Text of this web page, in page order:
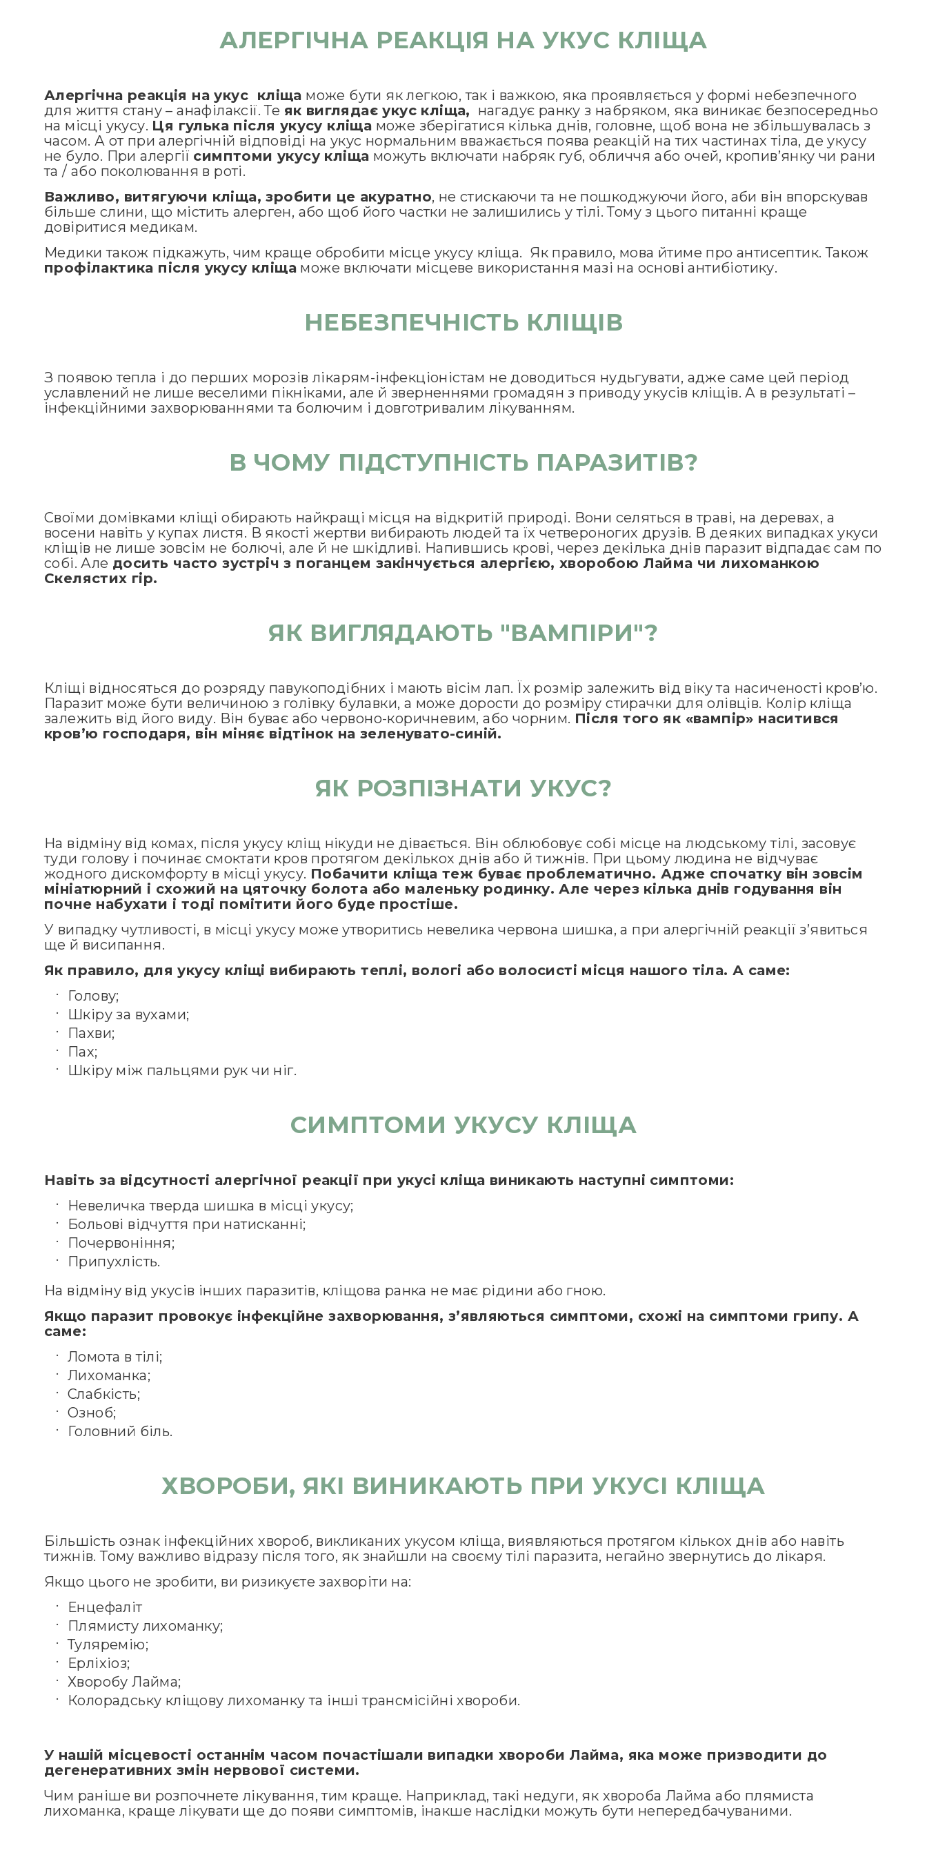
АЛЕРГІЧНА РЕАКЦІЯ НА УКУС КЛІЩА
Алергічна реакція на укус кліща може бути як легкою, так і важкою, яка проявляється у формі небезпечного
для життя стану – анафілаксії. Те як виглядає укус кліща, нагадує ранку з набряком, яка виникає безпосередньо
на місці укусу. Ця гулька після укусу кліща може зберігатися кілька днів, головне, щоб вона не збільшувалась з
часом. А от при алергічній відповіді на укус нормальним вважається поява реакцій на тих частинах тіла, де укусу
не було. При алергії симптоми укусу кліща можуть включати набряк губ, обличчя або очей, кропив’янку чи рани
та / або поколювання в роті.
Важливо, витягуючи кліща, зробити це акуратно, не стискаючи та не пошкоджуючи його, аби він впорскував
більше слини, що містить алерген, або щоб його частки не залишились у тілі. Тому з цього питанні краще
довіритися медикам.
Медики також підкажуть, чим краще обробити місце укусу кліща. Як правило, мова йтиме про антисептик. Також
профілактика після укусу кліща може включати місцеве використання мазі на основі антибіотику.
НЕБЕЗПЕЧНІСТЬ КЛІЩІВ
З появою тепла і до перших морозів лікарям-інфекціоністам не доводиться нудьгувати, адже саме цей період
уславлений не лише веселими пікніками, але й зверненнями громадян з приводу укусів кліщів. А в результаті –
інфекційними захворюваннями та болючим і довготривалим лікуванням.
В ЧОМУ ПІДСТУПНІСТЬ ПАРАЗИТІВ?
Своїми домівками кліщі обирають найкращі місця на відкритій природі. Вони селяться в траві, на деревах, а
восени навіть у купах листя. В якості жертви вибирають людей та їх четвероногих друзів. В деяких випадках укуси
кліщів не лише зовсім не болючі, але й не шкідливі. Напившись крові, через декілька днів паразит відпадає сам по
собі. Але досить часто зустріч з поганцем закінчується алергією, хворобою Лайма чи лихоманкою
Скелястих гір.
ЯК ВИГЛЯДАЮТЬ "ВАМПІРИ"?
Кліщі відносяться до розряду павукоподібних і мають вісім лап. Їх розмір залежить від віку та насиченості кров’ю.
Паразит може бути величиною з голівку булавки, а може дорости до розміру стирачки для олівців. Колір кліща
залежить від його виду. Він буває або червоно-коричневим, або чорним. Після того як «вампір» наситився
кров’ю господаря, він міняє відтінок на зеленувато-синій.
ЯК РОЗПІЗНАТИ УКУС?
На відміну від комах, після укусу кліщ нікуди не дівається. Він облюбовує собі місце на людському тілі, засовує
туди голову і починає смоктати кров протягом декількох днів або й тижнів. При цьому людина не відчуває
жодного дискомфорту в місці укусу. Побачити кліща теж буває проблематично. Адже спочатку він зовсім
мініатюрний і схожий на цяточку болота або маленьку родинку. Але через кілька днів годування він
почне набухати і тоді помітити його буде простіше.
У випадку чутливості, в місці укусу може утворитись невелика червона шишка, а при алергічній реакції з’явиться
ще й висипання.
Як правило, для укусу кліщі вибирають теплі, вологі або волосисті місця нашого тіла. А саме:
Голову;
Шкіру за вухами;
Пахви;
Пах;
Шкіру між пальцями рук чи ніг.
СИМПТОМИ УКУСУ КЛІЩА
Навіть за відсутності алергічної реакції при укусі кліща виникають наступні симптоми:
Невеличка тверда шишка в місці укусу;
Больові відчуття при натисканні;
Почервоніння;
Припухлість.
На відміну від укусів інших паразитів, кліщова ранка не має рідини або гною.
Якщо паразит провокує інфекційне захворювання, з’являються симптоми, схожі на симптоми грипу. А
саме:
Ломота в тілі;
Лихоманка;
Слабкість;
Озноб;
Головний біль.
ХВОРОБИ, ЯКІ ВИНИКАЮТЬ ПРИ УКУСІ КЛІЩА
Більшість ознак інфекційних хвороб, викликаних укусом кліща, виявляються протягом кількох днів або навіть
тижнів. Тому важливо відразу після того, як знайшли на своєму тілі паразита, негайно звернутись до лікаря.
Якщо цього не зробити, ви ризикуєте захворіти на:
Енцефаліт
Плямисту лихоманку;
Туляремію;
Ерліхіоз;
Хворобу Лайма;
Колорадську кліщову лихоманку та інші трансмісійні хвороби.
У нашій місцевості останнім часом почастішали випадки хвороби Лайма, яка може призводити до
дегенеративних змін нервової системи.
Чим раніше ви розпочнете лікування, тим краще. Наприклад, такі недуги, як хвороба Лайма або плямиста
лихоманка, краще лікувати ще до появи симптомів, інакше наслідки можуть бути непередбачуваними.